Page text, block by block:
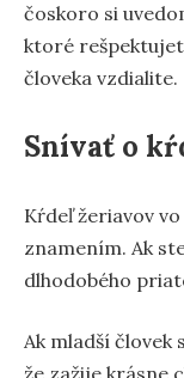
čoskoro si
ktoré
človeka vzdialite.
Snívať o
Kŕdeľ žeriavov
znamením. Ak
dlhodobého
Ak mladší človek